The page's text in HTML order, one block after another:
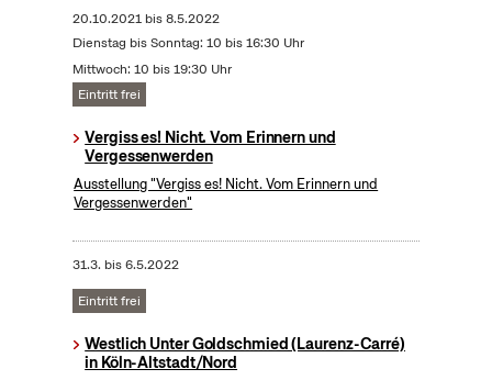
20.10.2021bis8.5.2022
Dienstag bis Sonntag: 10 bis 16:30 Uhr
Mittwoch: 10 bis 19:30 Uhr
Eintritt frei
Vergiss es! Nicht. Vom Erinnern und
Vergessenwerden
Ausstellung "Vergiss es! Nicht. Vom Erinnern und
Vergessenwerden"
31.3. bis6.5.2022
Eintritt frei
Westlich Unter Goldschmied (Laurenz-Carré)
in Köln-Altstadt/Nord